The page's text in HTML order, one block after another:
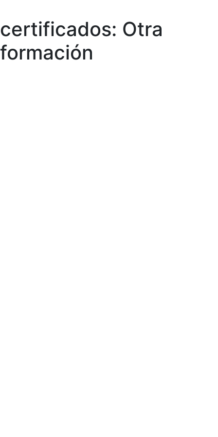
Skip
to
content
certificados: Otra
formación